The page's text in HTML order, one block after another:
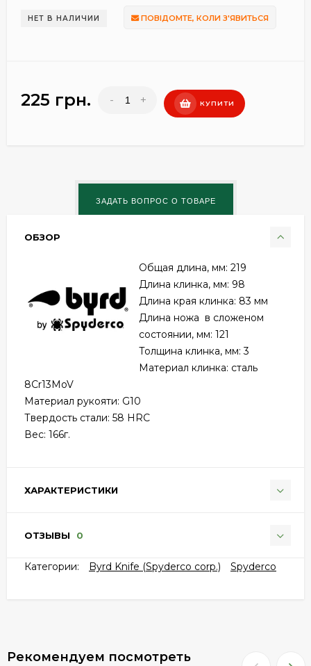
НЕТ В НАЛИЧИИ ПОВІДОМТЕ, КОЛИ З'ЯВИТЬСЯ
225 грн. - + КУПИТИ
ОБЗОР
Общая длина, мм: 219
Длина клинка, мм: 98
Длина края клинка: 83 мм
Длина ножа в сложеном
состоянии, мм: 121
Толщина клинка, мм: 3
Материал клинка: сталь
8Cr13MoV
Материал рукояти: G10
Твердость стали: 58 HRC
Вес: 166г.
ХАРАКТЕРИСТИКИ
ОТЗЫВЫ 0
Категории: Byrd Knife (Spyderco corp.) Spyderco
Рекомендуем посмотреть